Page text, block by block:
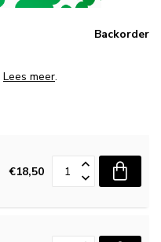
Backorder
Lees meer.
€18,50